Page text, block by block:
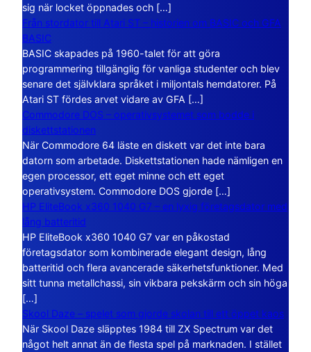
sig när locket öppnades och […]
Från stordator till Atari ST – historien om BASIC och GFA
BASIC
BASIC skapades på 1960-talet för att göra
programmering tillgänglig för vanliga studenter och blev
senare det självklara språket i miljontals hemdatorer. På
Atari ST fördes arvet vidare av GFA […]
Commodore DOS – operativsystemet som bodde i
diskettstationen
När Commodore 64 läste en diskett var det inte bara
datorn som arbetade. Diskettstationen hade nämligen en
egen processor, ett eget minne och ett eget
operativsystem. Commodore DOS gjorde […]
HP EliteBook x360 1040 G7 – en lyxig företagsdator med
lång batteritid
HP EliteBook x360 1040 G7 var en påkostad
företagsdator som kombinerade elegant design, lång
batteritid och flera avancerade säkerhetsfunktioner. Med
sitt tunna metallchassi, sin vikbara pekskärm och sin höga
[…]
Skool Daze – spelet som gjorde skolan till ett öppet kaos
När Skool Daze släpptes 1984 till ZX Spectrum var det
något helt annat än de flesta spel på marknaden. I stället